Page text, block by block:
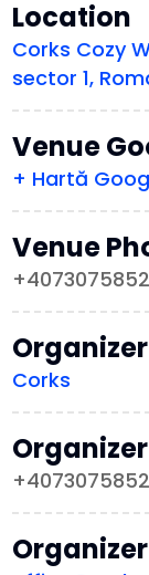
Location
Corks Cozy
sector 1,
Venue
+ Hartă
Venue
Organizer
Corks